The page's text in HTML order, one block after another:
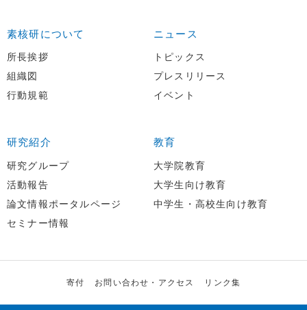
素核研について
所長挨拶
組織図
行動規範
ニュース
トピックス
プレスリリース
イベント
研究紹介
研究グループ
活動報告
論文情報ポータルページ
セミナー情報
教育
大学院教育
大学生向け教育
中学生・高校生向け教育
寄付 お問い合わせ・アクセス リンク集